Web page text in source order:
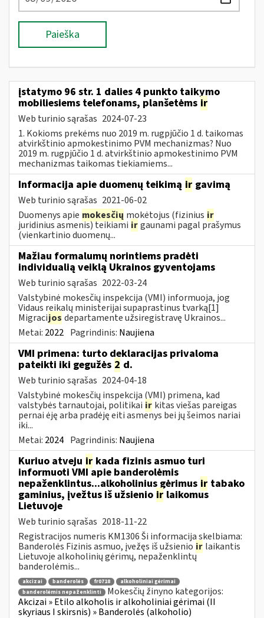
Paieška
įstatymo 96 str. 1 dalies 4 punkto taikymo
mobiliesiems telefonams, planšetėms ir
Web turinio sąrašas 2024-07-23
1. Kokioms prekėms nuo 2019 m. rugpjūčio 1 d. taikomas
atvirkštinio apmokestinimo PVM mechanizmas? Nuo
2019 m. rugpjūčio 1 d. atvirkštinio apmokestinimo PVM
mechanizmas taikomas tiekiamiems...
Informacija apie duomenų teikimą ir gavimą
Web turinio sąrašas 2021-06-02
Duomenys apie mokesčių mokėtojus (fizinius ir
juridinius asmenis) teikiami irgaunami pagal prašymus
(vienkartinio duomenų...
Mažiau formalumų norintiems pradėti
individualią veiklą Ukrainos gyventojams
Web turinio sąrašas 2022-03-24
Valstybinė mokesčių inspekcija (VMI) informuoja, jog
Vidaus reikalų ministerijai supaprastinus tvarką[1]
Migracijos departamente užsiregistravę Ukrainos...
Metai: 2022 Pagrindinis: Naujiena
VMI primena: turto deklaracijas privaloma
pateikti iki gegužės 2 d.
Web turinio sąrašas 2024-04-18
Valstybinė mokesčių inspekcija (VMI) primena, kad
valstybės tarnautojai, politikai ir kitas viešas pareigas
pernai ėję arba pradėję eiti asmenys bei jų šeimos nariai
iki...
Metai: 2024 Pagrindinis: Naujiena
Kuriuo atveju ir kada fizinis asmuo turi
informuoti VMI apie banderolėmis
nepaženklintus...alkoholinius gėrimus ir tabako
gaminius, įvežtus iš užsienio ir laikomus
Lietuvoje
Web turinio sąrašas 2018-11-22
Registracijos numeris KM1306 Ši informacija skelbiama:
Banderolės Fizinis asmuo, įvežęs iš užsienio ir laikantis
Lietuvoje alkoholinių gėrimų, nepaženklintų
banderolėmis...
akcizai banderolės fr0718
alkoholiniai gėrimai
banderolėmis nepaženklinti
Mokesčių žinyno kategorijos:
Akcizai » Etilo alkoholis ir alkoholiniai gėrimai (II
skyriaus I skirsnis) » Banderolės (alkoholio)